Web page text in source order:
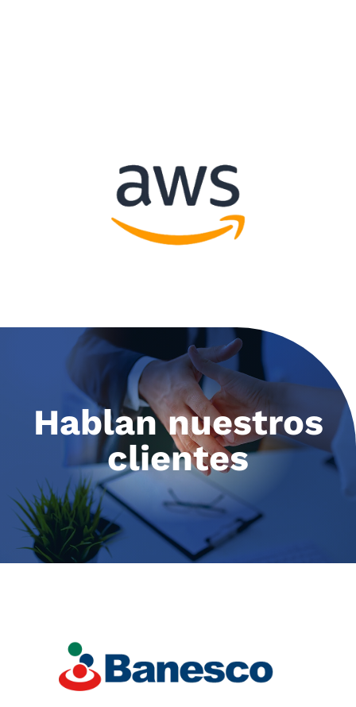
Hablan nuestros
clientes